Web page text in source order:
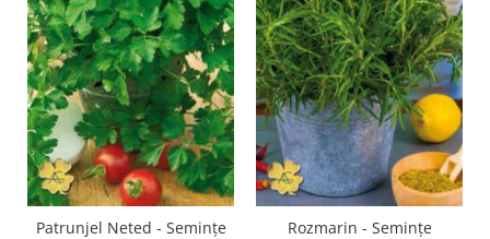
Patrunjel Neted - Semințe
Rozmarin - Semințe